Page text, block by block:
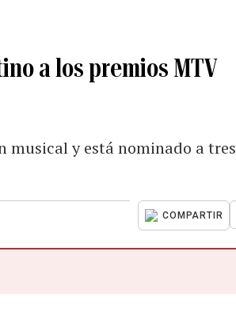
a los premios MTV
y está nominado a tres
COMPARTIR